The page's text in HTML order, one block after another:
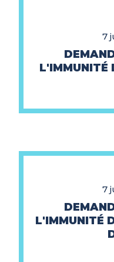
7
L'IMMUNITÉ
7
L'IMMUNITÉ